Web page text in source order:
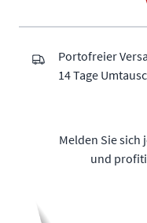
Portofreier
14 Tage
Melden Sie sich
und